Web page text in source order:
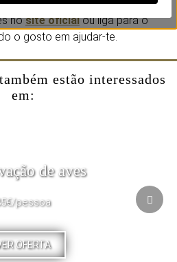
nosite oficialou liga para o
o gosto em ajudar-te.
estão interessados
em:
de aves
pessoa
OFERTA